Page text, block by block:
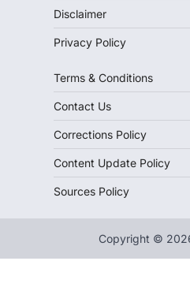
Disclaimer
Privacy Policy
Terms & Conditions
Contact Us
Corrections Policy
Content Update Policy
Sources Policy